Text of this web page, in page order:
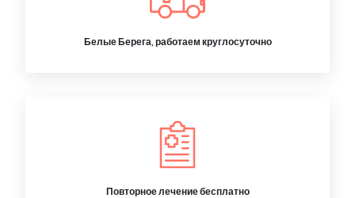
Белые Берега, работаем круглосуточно
Повторное лечение бесплатно